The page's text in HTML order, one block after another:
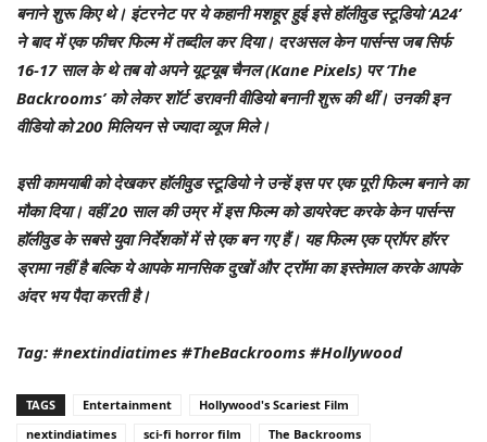
बनाने शुरू किए थे। इंटरनेट पर ये कहानी मशहूर हुई इसे हॉलीवुड स्टूडियो ‘A24’
ने बाद में एक फीचर फिल्म में तब्दील कर दिया। दरअसल केन पार्सन्स जब सिर्फ
16-17 साल के थे तब वो अपने यूट्यूब चैनल (Kane Pixels) पर ‘The
Backrooms’ को लेकर शॉर्ट डरावनी वीडियो बनानी शुरू की थीं। उनकी इन
वीडियो को 200 मिलियन से ज्यादा व्यूज मिले।
इसी कामयाबी को देखकर हॉलीवुड स्टूडियो ने उन्हें इस पर एक पूरी फिल्म बनाने का
मौका दिया। वहीं 20 साल की उम्र में इस फिल्म को डायरेक्ट करके केन पार्सन्स
हॉलीवुड के सबसे युवा निर्देशकों में से एक बन गए हैं। यह फिल्म एक प्रॉपर हॉरर
ड्रामा नहीं है बल्कि ये आपके मानसिक दुखों और ट्रॉमा का इस्तेमाल करके आपके
अंदर भय पैदा करती है।
Tag: #nextindiatimes #TheBackrooms #Hollywood
TAGS Entertainment
Hollywood's Scariest Film
nextindiatimes
sci-fi horror film The Backrooms